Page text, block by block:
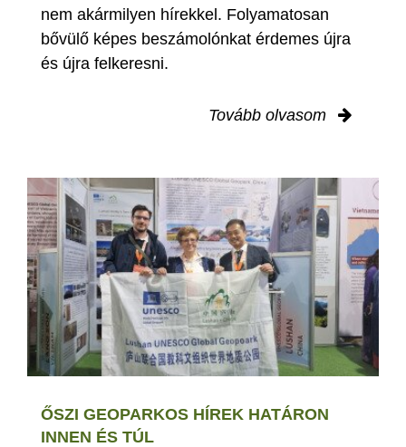
nem akármilyen hírekkel. Folyamatosan
bővülő képes beszámolónkat érdemes újra
és újra felkeresni.
Tovább olvasom
ŐSZI GEOPARKOS HÍREK HATÁRON
INNEN ÉS TÚL